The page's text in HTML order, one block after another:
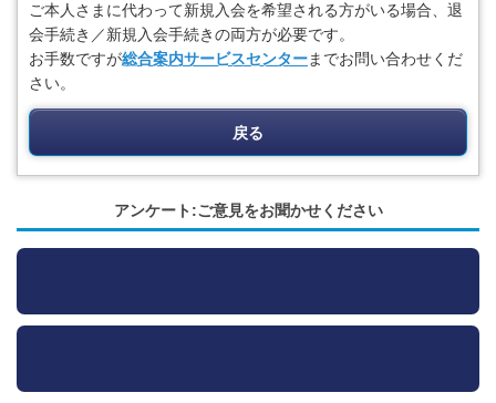
ご本人さまに代わって新規入会を希望される方がいる場合、退
会手続き／新規入会手続きの両方が必要です。
お手数ですが総合案内サービスセンターまでお問い合わせくだ
さい。
戻る
アンケート:ご意見をお聞かせください